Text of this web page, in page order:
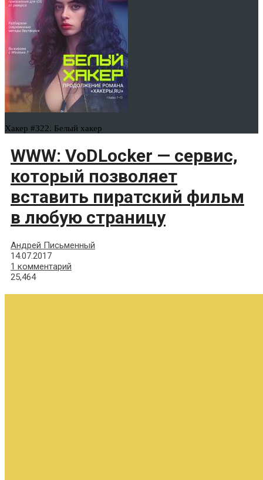
Хакер #322. Белый хакер
WWW: VoDLocker — сервис,
который позволяет
вставить пиратский фильм
в любую страницу
Андрей Письменный
14.07.2017
1 комментарий
25,464